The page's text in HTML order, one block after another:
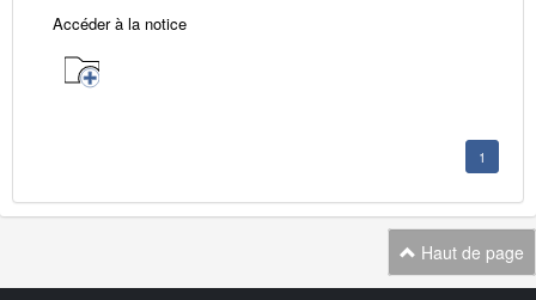
Accéder à la notice
1
Haut de page